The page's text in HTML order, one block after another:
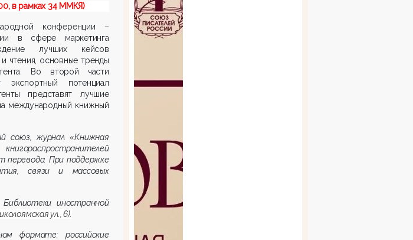
в рамках 34 ММКЯ)
конференции –
в сфере маркетинга
лучших кейсов
чтения, основные тренды
Во второй части
экспортный потенциал
представят лучшие
международный книжный
союз, журнал «Книжная
перевода. При поддержке
связи и массовых
иностранной
ул., 6).
формате: российские